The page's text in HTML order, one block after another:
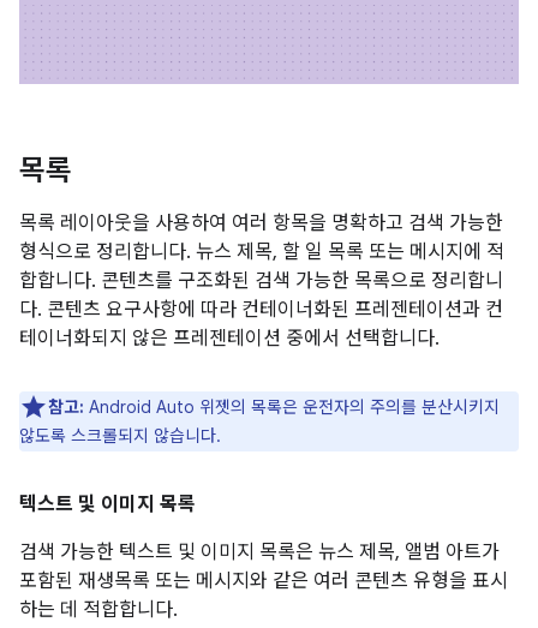
목록
목록 레이아웃을 사용하여 여러 항목을 명확하고 검색 가능한
형식으로 정리합니다. 뉴스 제목, 할 일 목록 또는 메시지에 적
합합니다. 콘텐츠를 구조화된 검색 가능한 목록으로 정리합니
다. 콘텐츠 요구사항에 따라 컨테이너화된 프레젠테이션과 컨
테이너화되지 않은 프레젠테이션 중에서 선택합니다.
참고: Android Auto 위젯의 목록은 운전자의 주의를 분산시키지
않도록 스크롤되지 않습니다.
텍스트 및 이미지 목록
검색 가능한 텍스트 및 이미지 목록은 뉴스 제목, 앨범 아트가
포함된 재생목록 또는 메시지와 같은 여러 콘텐츠 유형을 표시
하는 데 적합합니다.